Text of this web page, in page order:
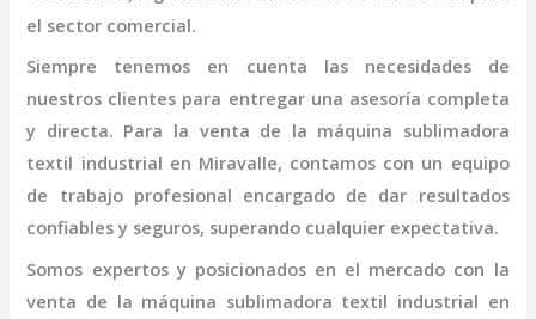
el sector comercial.
Siempre tenemos en cuenta las necesidades de
nuestros clientes para entregar una asesoría completa
y directa. Para la venta de la máquina sublimadora
textil industrial en Miravalle, contamos con un equipo
de trabajo profesional encargado de dar resultados
confiables y seguros, superando cualquier expectativa.
Somos expertos y posicionados en el mercado con la
venta de la máquina sublimadora textil industrial en